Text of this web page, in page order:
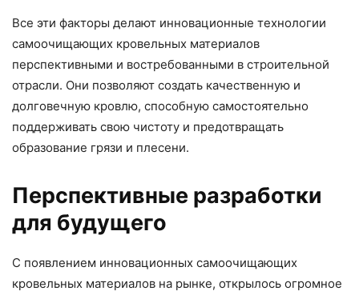
Все эти факторы делают инновационные технологии
самоочищающих кровельных материалов
перспективными и востребованными в строительной
отрасли. Они позволяют создать качественную и
долговечную кровлю, способную самостоятельно
поддерживать свою чистоту и предотвращать
образование грязи и плесени.
Перспективные разработки
для будущего
С появлением инновационных самоочищающих
кровельных материалов на рынке, открылось огромное